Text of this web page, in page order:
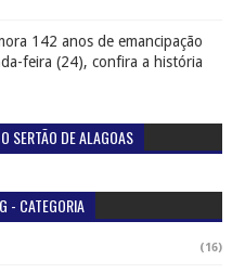
142 anos de emancipação
feira (24), confira a história
SERTÃO DE ALAGOAS
- CATEGORIA
(16)